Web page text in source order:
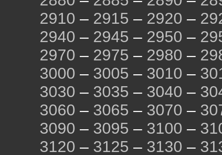
2910 – 2915 – 2920 –
2940 – 2945 – 2950 –
2970 – 2975 – 2980 –
3000 – 3005 – 3010 –
3030 – 3035 – 3040 –
3060 – 3065 – 3070 –
3090 – 3095 – 3100 –
3120 – 3125 – 3130 –